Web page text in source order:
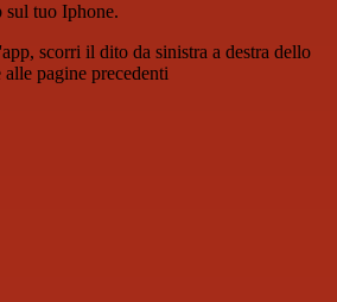
sul tuo Iphone.
scorri il dito da sinistra a destra dello
pagine precedenti